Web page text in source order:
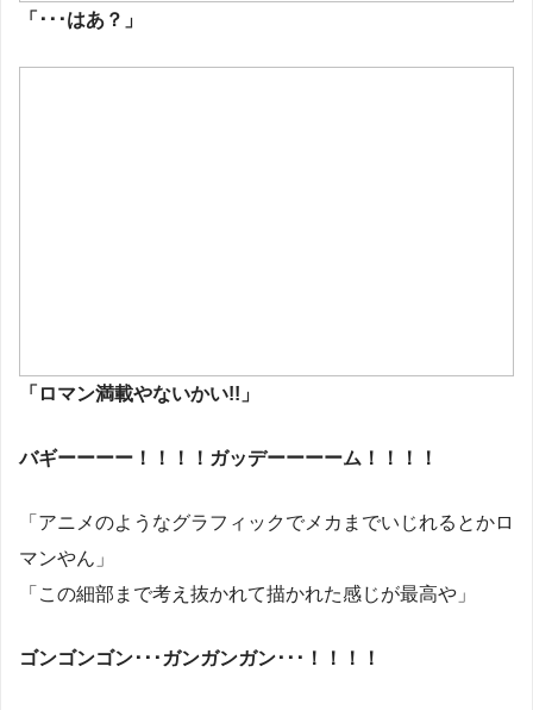
「･･･はあ？」
「ロマン満載やないかい!! 」
バギーーーー！！！！ガッデーーーーム！！！！
「アニメのようなグラフィックでメカまでいじれるとかロ
マンやん」
「この細部まで考え抜かれて描かれた感じが最高や」
ゴンゴンゴン･･･ガンガンガン･･･！！！！